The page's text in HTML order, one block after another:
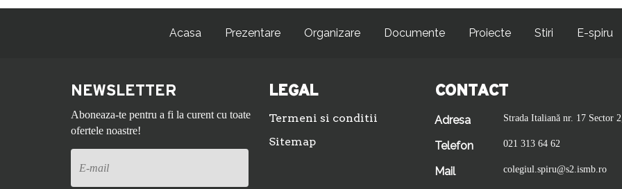
Acasa Prezentare Organizare Documente Proiecte Stiri E-spiru
NEWSLETTER
Aboneaza-te pentru a fi la curent cu toate
ofertele noastre!
LEGAL
Termeni si conditii
Sitemap
CONTACT
Adresa Strada Italiană nr. 17 Sector
Telefon 021 313 64 62
Mail colegiul.spiru@s2.ismb.ro